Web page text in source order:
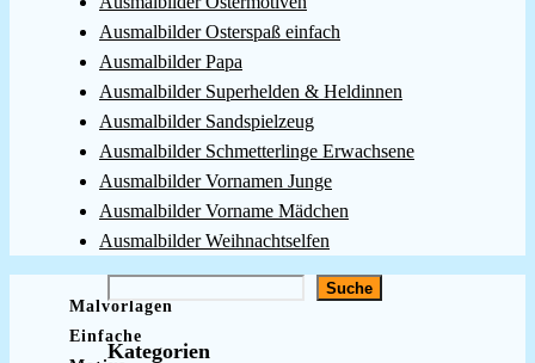
Ausmalbilder Osterspaß einfach
Ausmalbilder Papa
Ausmalbilder Superhelden & Heldinnen
Ausmalbilder Sandspielzeug
Ausmalbilder Schmetterlinge Erwachsene
Ausmalbilder Vornamen Junge
Ausmalbilder Vorname Mädchen
Ausmalbilder Weihnachtselfen
Malvorlagen
Einfache
Suche
Kategorien